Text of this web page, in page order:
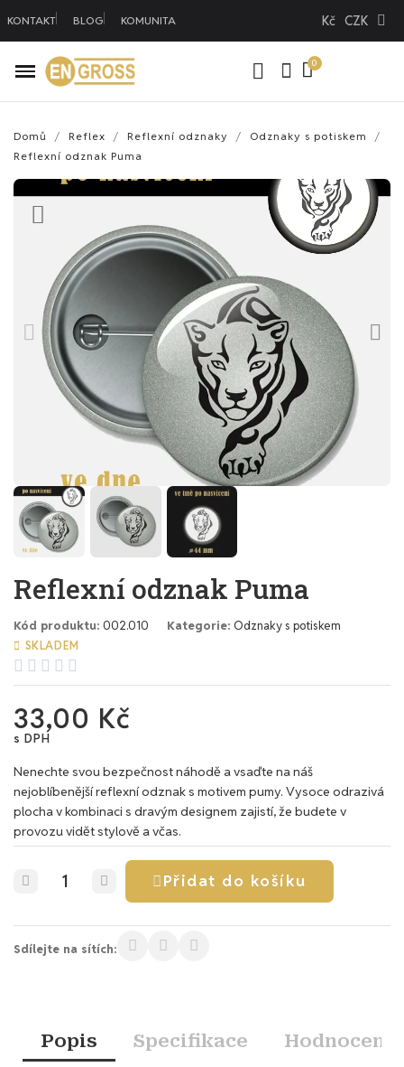
KONTAKT BLOG KOMUNITA Kč CZK
Domů Reflex Reflexní odznaky
Odznaky s potiskem
Reflexní odznak Puma
Reflexní odznak Puma
Kód produktu 002.010 Kategorie Odznaky s potiskem
SKLADEM
    
33,00 Kč
s DPH
Nenechte svou bezpečnost náhodě a vsaďte na náš
nejoblíbenější reflexní odznak s motivem pumy. Vysoce odrazivá
plocha v kombinaci s dravým designem zajistí, že budete v
provozu vidět stylově a včas.
Přidat do košíku
Sdílejte na sítích:
Popis Specifikace Hodnocení